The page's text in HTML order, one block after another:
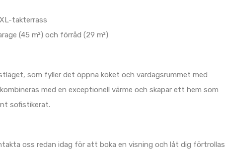
takterrass
(45 m²) och förråd (29 m²)
som fyller det öppna köket och vardagsrummet med
med en exceptionell värme och skapar ett hem som
sofistikerat.
oss redan idag för att boka en visning och låt dig förtrollas